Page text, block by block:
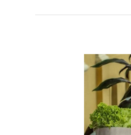
PROJETO
SOCIAL
CAMPINAS
LANÇA
ASSINATURA
DE